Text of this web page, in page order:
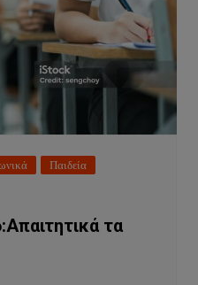
Παιδεία
τα